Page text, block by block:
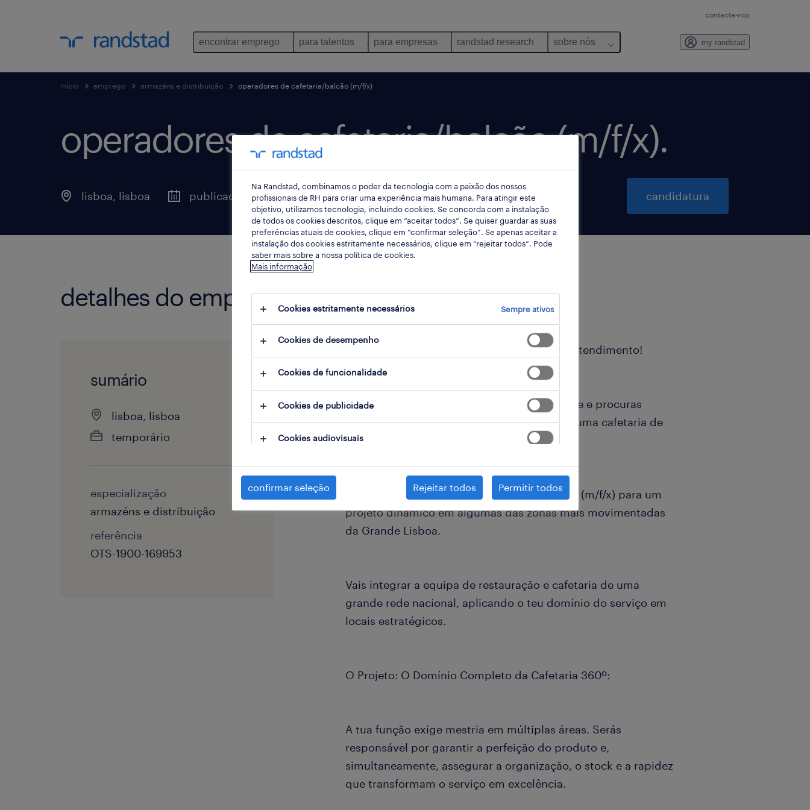
contacte-nos
encontrar emprego para talentos para empresas randstad research sobre nós my randstad
início emprego armazéns e distribuição operadores de cafetaria/balcão (m/f/x)
operadores de cafetaria/balcão (m/f/x).
lisboa, lisboa publicado há 2 dias data limite 25 agosto 2026 candidatura
detalhes do emprego
sumário
lisboa, lisboa
temporário
especialização
armazéns e distribuição
referência
OTS-1900-169953
A Missão: Dominar a Arte da Cafetaria e do Atendimento!
Se tens paixão pela área, energia contagiante e procuras
dominar todas as vertentes da operação de uma cafetaria de
alto nível, esta é a tua oportunidade!
Procuramos Operadores de Cafetaria/Balcão (m/f/x) para um
projeto dinâmico em algumas das zonas mais movimentadas
da Grande Lisboa.
Vais integrar a equipa de restauração e cafetaria de uma
grande rede nacional, aplicando o teu domínio do serviço em
locais estratégicos.
O Projeto: O Domínio Completo da Cafetaria 360º:
A tua função exige mestria em múltiplas áreas. Serás
responsável por garantir a perfeição do produto e,
simultaneamente, assegurar a organização, o stock e a rapidez
que transformam o serviço em excelência.
Na Randstad, combinamos o poder da tecnologia com a paixão dos nossos
profissionais de RH para criar uma experiência mais humana. Para atingir este
objetivo, utilizamos tecnologia, incluindo cookies. Se concorda com a instalação
de todos os cookies descritos, clique em “aceitar todos”. Se quiser guardar as suas
preferências atuais de cookies, clique em “confirmar seleção”. Se apenas aceitar a
instalação dos cookies estritamente necessários, clique em “rejeitar todos”. Pode
saber mais sobre a nossa política de cookies.
Mais informação
Cookies estritamente necessários Sempre ativos
Cookies de desempenho
Cookies de funcionalidade
Cookies de publicidade
Cookies audiovisuais
confirmar seleção Rejeitar todos Permitir todos